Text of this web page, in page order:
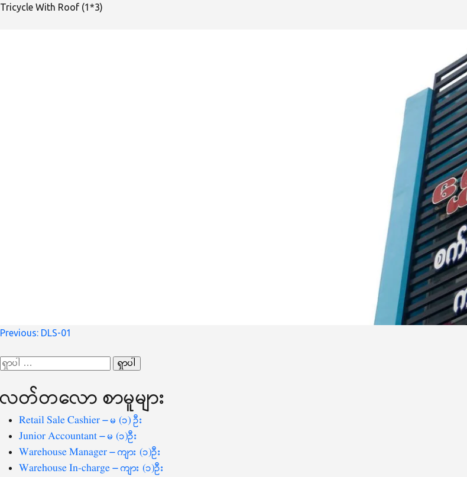
Tricycle With Roof (1*3)
စာမူ
လမ်းကြောင်း
Previous: DLS-01
ရှာ
စကားလုံး
လတ်တ‌လော စာမူများ
Retail Sale Cashier – မ (၁) ဦး
Junior Accountant – မ (၁)ဦး
Warehouse Manager – ကျား (၁)ဦး
Warehouse In-charge – ကျား (၁)ဦး